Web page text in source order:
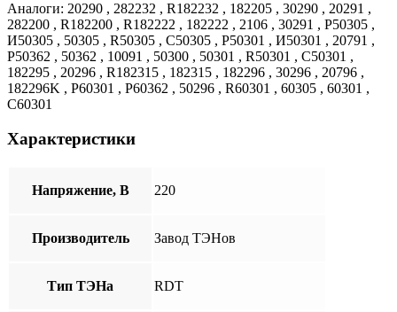
Аналоги: 20290 , 282232 , R182232 , 182205 , 30290 , 20291 ,
282200 , R182200 , R182222 , 182222 , 2106 , 30291 , Р50305 ,
И50305 , 50305 , R50305 , C50305 , Р50301 , И50301 , 20791 ,
Р50362 , 50362 , 10091 , 50300 , 50301 , R50301 , C50301 ,
182295 , 20296 , R182315 , 182315 , 182296 , 30296 , 20796 ,
182296K , Р60301 , Р60362 , 50296 , R60301 , 60305 , 60301 ,
C60301
Характеристики
Напряжение, В 220
Производитель Завод ТЭНов
Тип ТЭНа RDT